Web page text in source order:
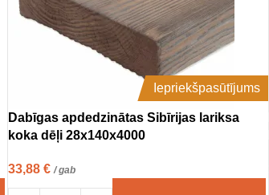
Iepriekšpasūtījums
Dabīgas apdedzinātas Sibīrijas lariksa
koka dēļi 28x140x4000
33,88 € / gab